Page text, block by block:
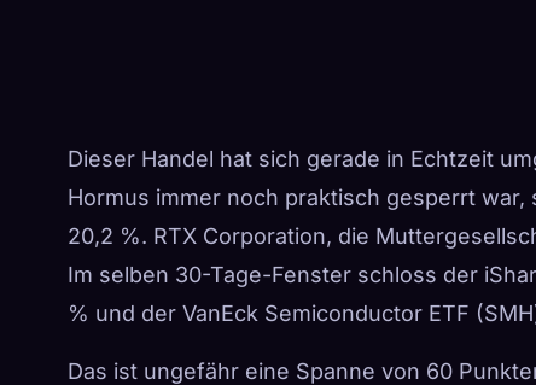
Dieser Handel hat sich gerade in Echtzeit
Hormus immer noch praktisch gesperrt
20,2 %. RTX Corporation, die
Im selben 30-Tage-Fenster schloss der
% und der VanEck Semiconductor ETF
Das ist ungefähr eine Spanne von 60